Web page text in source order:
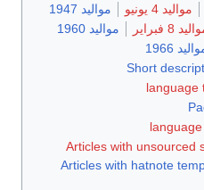
مواليد 4 يونيو
مواليد 1947
8 فبراير
مواليد 1960
1966
Short
Articles with unsourced
Articles with hatnote